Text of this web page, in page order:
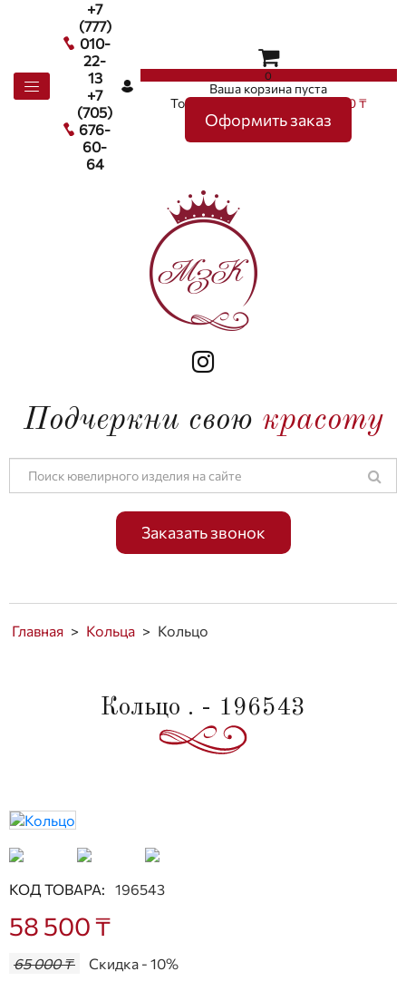
+7
(777)
010-
22-
13
+7
(705)
676-
60-
64
0
Ваша корзина пуста
Товаров в корзине
на сумму0 ₸
Оформить заказ
Подчеркни свою красоту
Заказать звонок
Главная > Кольца > Кольцо
Кольцо . - 196543
КОД ТОВАРА: 196543
58 500 ₸
65 000 ₸ Скидка - 10%